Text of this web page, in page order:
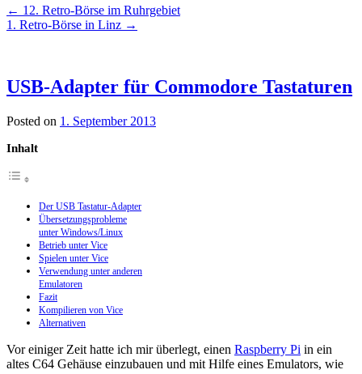
Beitragsnavigation
← 12. Retro-Börse im Ruhrgebiet
1. Retro-Börse in Linz →
USB-Adapter für Commodore Tastaturen
Posted on 1. September 2013
Inhalt
Der USB Tastatur-Adapter
Übersetzungsprobleme
unter Windows/Linux
Betrieb unter Vice
Spielen unter Vice
Verwendung unter anderen
Emulatoren
Fazit
Kompilieren von Vice
Alternativen
Vor einiger Zeit hatte ich mir überlegt, einen Raspberry Pi in ein
altes C64 Gehäuse einzubauen und mit Hilfe eines Emulators, wie